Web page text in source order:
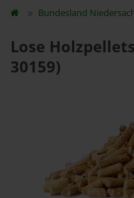
Bundesland
Lose
30159)